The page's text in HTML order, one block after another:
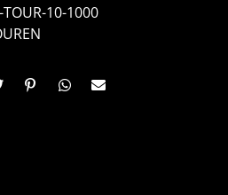
10-1000